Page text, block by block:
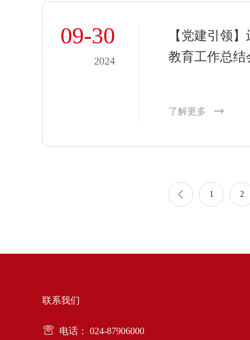
09-30
2024
【党建引领
教育工作总结
了解更多
1 2
联系我们
电话： 024-87906000